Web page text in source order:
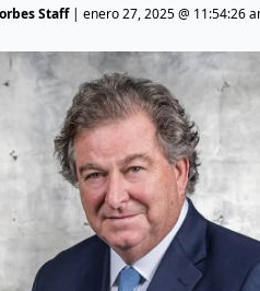
Staff| enero 27, 2025 @ 11:54:26